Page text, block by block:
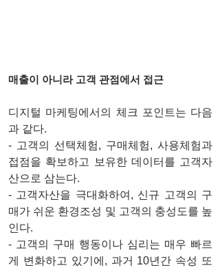
매출이 아니라 고객 관점에서 접근
디지털 마케팅에서의 체크 포인트는 다음
과 같다.
- 고객의 선택체험, 구매체험, 사용체험과
접점을 확보하고 보유한 데이터를 고객자
산으로 삼는다.
- 고객자산을 극대화하여, 신규 고객의 구
매가 쉬운 환경조성 및 고객의 충성도를 높
인다.
- 고객의 구매 행동이나 심리는 매우 빠르
게 변화하고 있기에, 과거 10년간 속성 또